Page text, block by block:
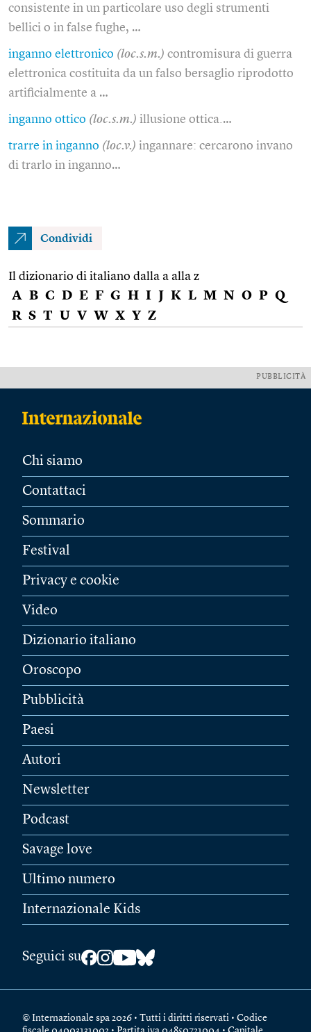
consistente in un particolare uso degli strumenti
bellici o in false fughe, …
inganno elettronico (loc.s.m.) contromisura di guerra
elettronica costituita da un falso bersaglio riprodotto
artificialmente a …
inganno ottico (loc.s.m.) illusione ottica.…
trarre in inganno (loc.v.) ingannare: cercarono invano
di trarlo in inganno…
Condividi
Il dizionario di italiano dalla a alla z
A B C D E F G H I J K L M N O P Q
R S T U V W X Y Z
PUBBLICITÀ
Chi siamo
Contattaci
Sommario
Festival
Privacy e cookie
Video
Dizionario italiano
Oroscopo
Pubblicità
Paesi
Autori
Newsletter
Podcast
Savage love
Ultimo numero
Internazionale Kids
Seguici su
© Internazionale spa 2026 • Tutti i diritti riservati • Codice